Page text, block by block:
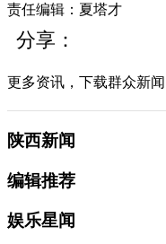
责任编辑：夏塔才
分享：
更多资讯，下载群众新闻
陕西新闻
编辑推荐
娱乐星闻